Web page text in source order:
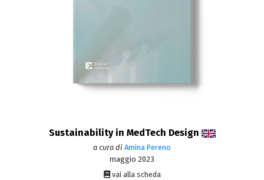
Sustainability in MedTech Design
a cura di Amina Pereno
maggio 2023
vai alla scheda